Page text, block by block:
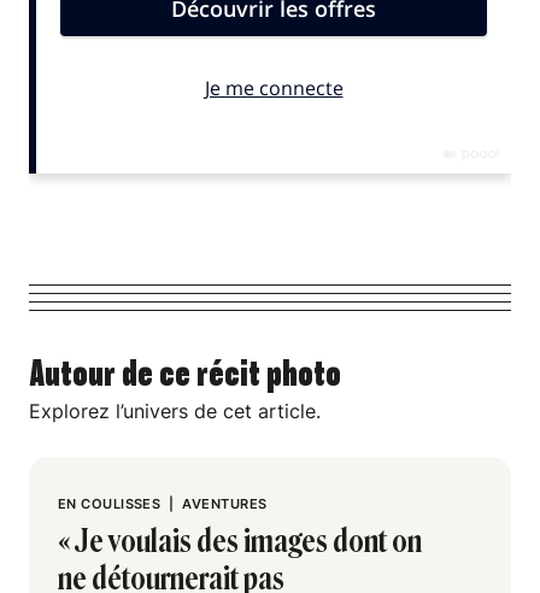
Autour de ce récit photo
Explorez l’univers de cet article.
EN COULISSES |AVENTURES
« Je voulais des images dont on
ne détournerait pas